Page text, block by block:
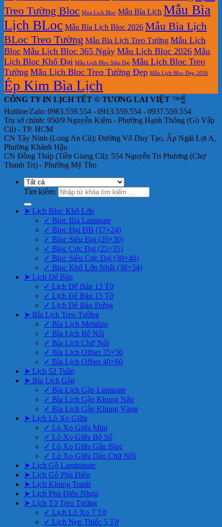
Treo Tường Bloc Mua Lich Bloc Mẫu Bìa Lịch Mẫu Bìa
Lịch BLoc Mẫu Bìa Lịch Bloc 2026 Mẫu Bìa Lịch
BLoc Treo Tường Mẫu Bìa Lịch Treo Tường Mẫu Lịch
Bloc Mẫu Lịch Bloc 365 Ngày Mẫu Lịch Bloc 2026 Mẫu
Lịch Bloc Khổ Đại Mẫu Lịch Bloc Siêu Đại Mẫu Lịch Bloc Treo
Tường Mẫu Lịch Bloc Treo Tường Đẹp Mẫu Lịch Bloc Đẹp 2026
Ép Kim Bìa Lịch
CÔNG TY IN LỊCH TẾT © TƯƠNG LAI VIỆT ™☝️
Hotline/Zalo: 0983.559.554 - 0913.559.554 - 0937.559.554
Trụ sở chính: 950/9 Nguyễn Kiệm - Phường Hạnh Thông (Gò Vấp
Cũ) - TP. HCM
CN Tây Ninh (Long An Cũ): Đường Võ Duy Tạo, Ấp Ngãi Lợi A,
Phường Khánh Hậu
CN Đồng Tháp (Tiền Giang Cũ): 554 Nguyễn Tri Phương (Chợ
Thạnh Trị) - Phường Mỹ Tho
Tìm kiếm:
➤ Lịch Bloc Khổ Lớn
✓ Bloc Bìa Laminate
✓ Bloc Đại ĐB (17×24)
✓ Bloc Siêu Đại (20×30)
✓ Bloc Cực Đại (25×35)
✓ Bloc Siêu Cực Đại (30×40)
✓ Bloc Khổ Lớn Nhất (38×54)
➤ Lịch Để Bàn
✓ Lịch Để Bàn 13 Tờ
✓ Lịch Để Bàn 15 Tờ
✓ Lịch Để Bàn Đứng
➤ Bìa Lịch Treo Tường
✓ Bìa Lịch Metalize
✓ Bìa Lịch Bế Nổi
✓ Bìa Lịch Chữ Nổi
✓ Bìa Lịch Offset 35×50
✓ Bìa Lịch Offset 40×60
➤ Lịch 52 Tuần
➤ Bìa Lịch Gập
✓ Bìa Lịch Gập Laminate
✓ Bìa Lịch Gập Khung Nâu
✓ Bìa Lịch Gập Khung Vàng
➤ Lịch Lò Xo Giữa
✓ Lò Xo Giữa Mini
✓ Lò Xo Giữa Bộ Số
✓ Lò Xo Giữa Gắn Bloc
✓ Lò Xo Giữa Dán Chữ Nổi
➤ Lịch Gỗ Lamininate
➤ Lịch Gỗ Phù Điêu
➤ Lịch Khung Tranh
➤ Lịch Phù Điêu Nhựa
➤ Lịch Tờ Treo Tường
✓ Lịch Lò Xo 7 Tờ
✓ Lịch Nẹp Thiếc 5 Tờ